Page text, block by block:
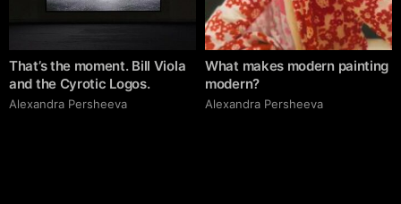
That’s the moment. Bill Viola
and the Cyrotic Logos.
Alexandra Persheeva
What makes modern painting
modern?
Alexandra Persheeva